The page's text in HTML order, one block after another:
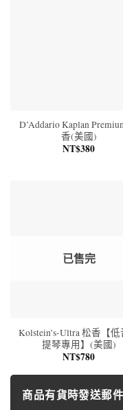
D’Addario Kaplan
香(美國)
NT$380
已售完
Kolstein’s-Ultra 松香【
提琴專用】(美國)
NT$780
商品有貨時發送郵